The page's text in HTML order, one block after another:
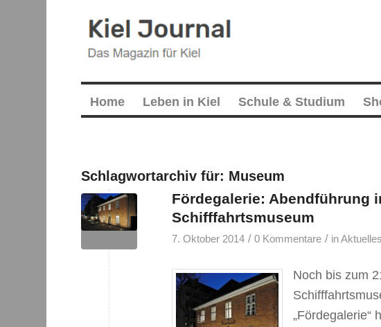
Home Leben in Kiel Schule & Studium
Schlagwortarchiv für: Museum
Fördegalerie: Abendführung
Schifffahrtsmuseum
7. Oktober 2014 / 0 Kommentare / inAktuelles
Noch bis zum
„Fördegalerie“